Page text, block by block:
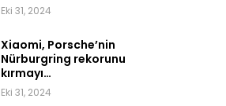
Eki 31, 2024
Xiaomi, Porsche’nin
Nürburgring rekorunu
kırmayı…
Eki 31, 2024